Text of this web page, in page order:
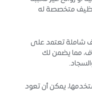
متخصصة له
شاملة تعتمد على
مما يضمن لك
يمكن أن تعود